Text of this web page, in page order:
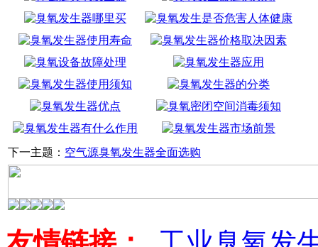
下一主题： 空气源臭氧发生器全面选购